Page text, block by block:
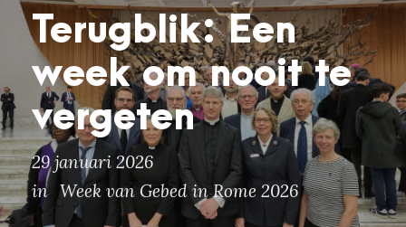
Terugblik: Een
week om nooit te
vergeten
29 januari 2026
in Week van Gebed in Rome 2026